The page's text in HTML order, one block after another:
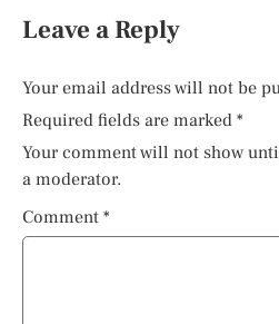
Leave a Reply
Your email address will not be
Required fields are marked *
Your comment will not show
a moderator.
Comment *